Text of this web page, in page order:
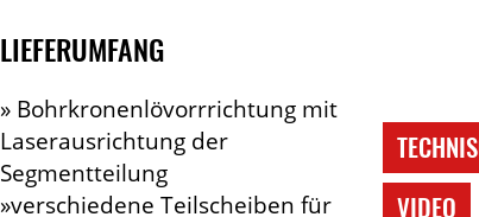
LIEFERUMFANG
» Bohrkronenlövorrrichtung mit
Laserausrichtung der
Segmentteilung
»verschiedene Teilscheiben für
VIDEO